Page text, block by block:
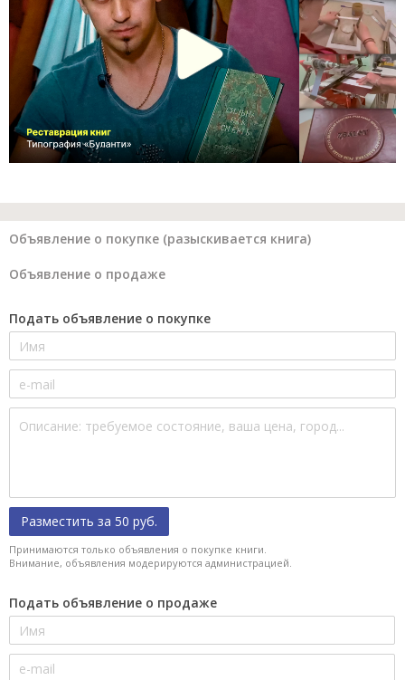
Объявление о покупке (разыскивается книга)
Объявление о продаже
Подать объявление о покупке
Разместить за 50 руб.
Принимаются только объявления о покупке книги.
Внимание, объявления модерируются администрацией.
Подать объявление о продаже